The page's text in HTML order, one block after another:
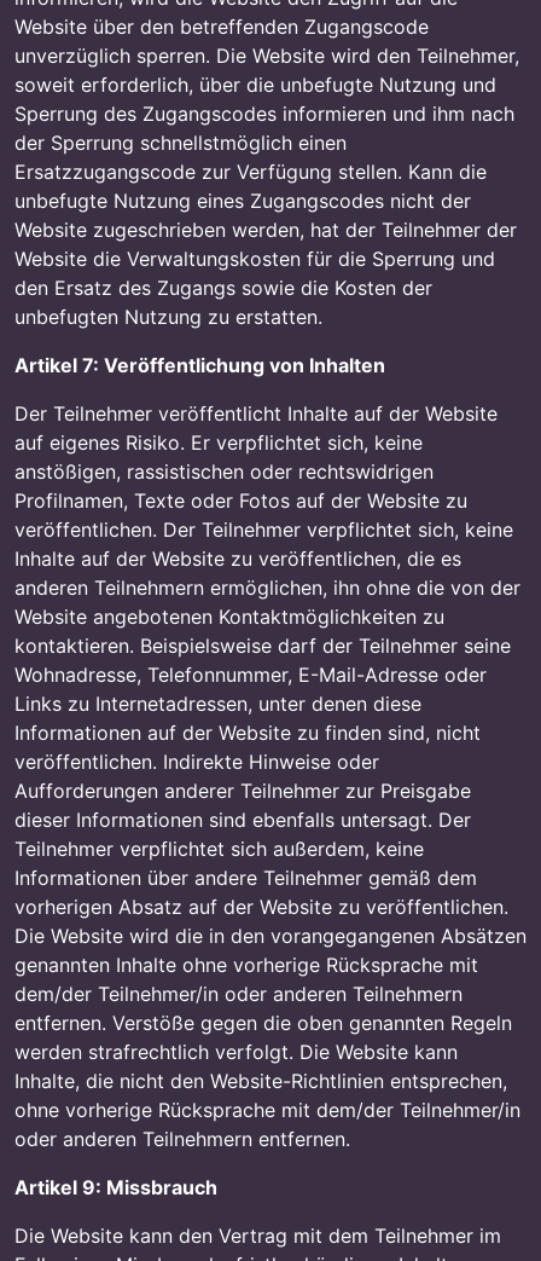
Website über den betreffenden Zugangscode
unverzüglich sperren. Die Website wird den Teilnehmer,
soweit erforderlich, über die unbefugte Nutzung und
Sperrung des Zugangscodes informieren und ihm nach
der Sperrung schnellstmöglich einen
Ersatzzugangscode zur Verfügung stellen. Kann die
unbefugte Nutzung eines Zugangscodes nicht der
Website zugeschrieben werden, hat der Teilnehmer der
Website die Verwaltungskosten für die Sperrung und
den Ersatz des Zugangs sowie die Kosten der
unbefugten Nutzung zu erstatten.
Artikel 7: Veröffentlichung von Inhalten
Der Teilnehmer veröffentlicht Inhalte auf der Website
auf eigenes Risiko. Er verpflichtet sich, keine
anstößigen, rassistischen oder rechtswidrigen
Profilnamen, Texte oder Fotos auf der Website zu
veröffentlichen. Der Teilnehmer verpflichtet sich, keine
Inhalte auf der Website zu veröffentlichen, die es
anderen Teilnehmern ermöglichen, ihn ohne die von der
Website angebotenen Kontaktmöglichkeiten zu
kontaktieren. Beispielsweise darf der Teilnehmer seine
Wohnadresse, Telefonnummer, E-Mail-Adresse oder
Links zu Internetadressen, unter denen diese
Informationen auf der Website zu finden sind, nicht
veröffentlichen. Indirekte Hinweise oder
Aufforderungen anderer Teilnehmer zur Preisgabe
dieser Informationen sind ebenfalls untersagt. Der
Teilnehmer verpflichtet sich außerdem, keine
Informationen über andere Teilnehmer gemäß dem
vorherigen Absatz auf der Website zu veröffentlichen.
Die Website wird die in den vorangegangenen Absätzen
genannten Inhalte ohne vorherige Rücksprache mit
dem/der Teilnehmer/in oder anderen Teilnehmern
entfernen. Verstöße gegen die oben genannten Regeln
werden strafrechtlich verfolgt. Die Website kann
Inhalte, die nicht den Website-Richtlinien entsprechen,
ohne vorherige Rücksprache mit dem/der Teilnehmer/in
oder anderen Teilnehmern entfernen.
Artikel 9: Missbrauch
Die Website kann den Vertrag mit dem Teilnehmer im